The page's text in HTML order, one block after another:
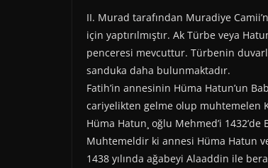
II. Murad tarafından Muradiye
için yaptırılmıştır. Ak Türbe veya
penceresi mevcuttur. Türbenin
sanduka daha bulunmaktadır.
Fatih’in annesinin Hüma Hatun’un
cariyelikten gelme olup muhtemelen
Hüma Hatun¸ oğlu Mehmed’i
Muhtemeldir ki annesi Hüma Hatun
1438 yılında ağabeyi Alaaddin ile